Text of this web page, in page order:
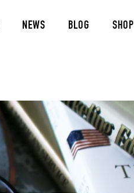
NEWS BLOG SHOP